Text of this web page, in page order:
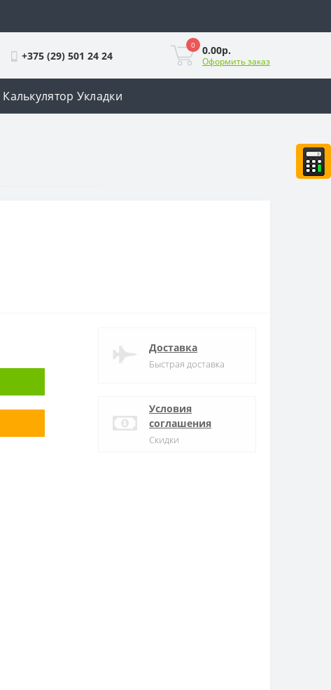
+375 (29) 501 24 24
0 0.00р.
Оформить заказ
Калькулятор Укладки
Доставка
Быстрая доставка
Условия
соглашения
Скидки